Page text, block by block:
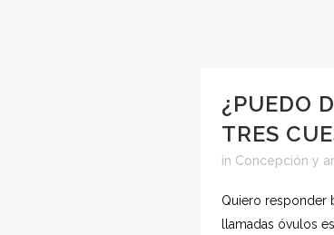
¿PUEDO
TRES
in Concepción y
Quiero responder
llamadas óvulos